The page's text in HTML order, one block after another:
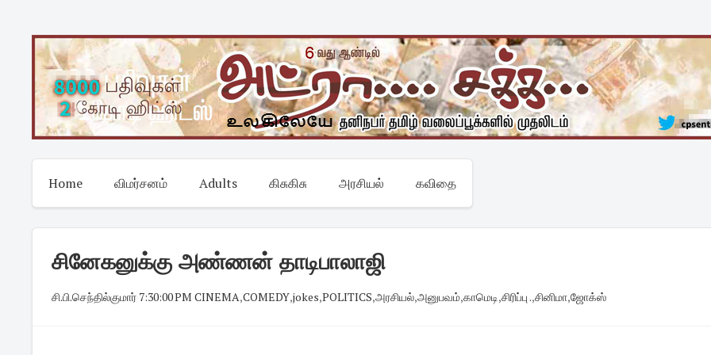
content
Home விமர்சனம் Adults கிசுகிசு அரசியல் கவிதை
சினேகனுக்கு அண்ணன் தாடிபாலாஜி
சி.பி.செந்தில்குமார் 7:30:00 PM ·CINEMA,COMEDY,jokes,POLITICS,அரசியல்,அனுபவம்,காமெடி,சிரிப்பு .,சினிமா,ஜோக்ஸ்